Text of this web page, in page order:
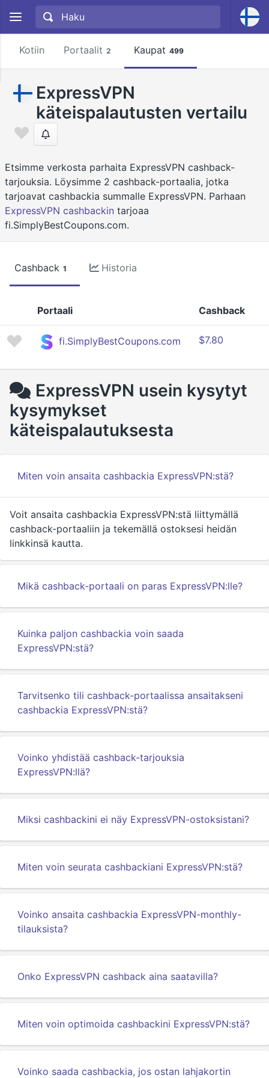
Kotiin Portaalit 2 Kaupat 499
ExpressVPN
käteispalautusten vertailu
Etsimme verkosta parhaita ExpressVPN cashback-
tarjouksia. Löysimme 2 cashback-portaalia, jotka
tarjoavat cashbackia summalle ExpressVPN. Parhaan
ExpressVPN cashbackin tarjoaa
fi.SimplyBestCoupons.com.
Cashback 1 Historia
Portaali Cashback
fi.SimplyBestCoupons.com $7.80
ExpressVPN usein kysytyt
kysymykset
käteispalautuksesta
Miten voin ansaita cashbackia ExpressVPN:stä?
Voit ansaita cashbackia ExpressVPN:stä liittymällä
cashback-portaaliin ja tekemällä ostoksesi heidän
linkkinsä kautta.
Mikä cashback-portaali on paras ExpressVPN:lle?
Kuinka paljon cashbackia voin saada
ExpressVPN:stä?
Tarvitsenko tili cashback-portaalissa ansaitakseni
cashbackia ExpressVPN:stä?
Voinko yhdistää cashback-tarjouksia
ExpressVPN:llä?
Miksi cashbackini ei näy ExpressVPN-ostoksistani?
Miten voin seurata cashbackiani ExpressVPN:stä?
Voinko ansaita cashbackia ExpressVPN-monthly-
tilauksista?
Onko ExpressVPN cashback aina saatavilla?
Miten voin optimoida cashbackini ExpressVPN:stä?
Voinko saada cashbackia, jos ostan lahjakortin